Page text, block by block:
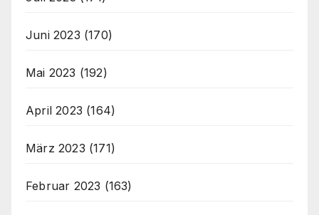
Juni 2023 (170)
Mai 2023 (192)
April 2023 (164)
März 2023 (171)
Februar 2023 (163)